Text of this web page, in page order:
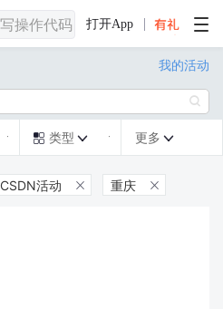
打开App
我的活动

 类型  更多 
CSDN活动  重庆 